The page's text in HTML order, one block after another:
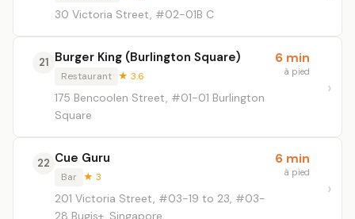
30 Victoria Street, #02-01B C
21 Burger King (Burlington Square)
Restaurant ★ 3.6
175 Bencoolen Street, #01-01 Burlington
Square
6 min
à pied
22 Cue Guru
Bar ★ 3
201 Victoria Street, #03-19 to 23, #03-
28 Bugis+, Singapore
6 min
à pied